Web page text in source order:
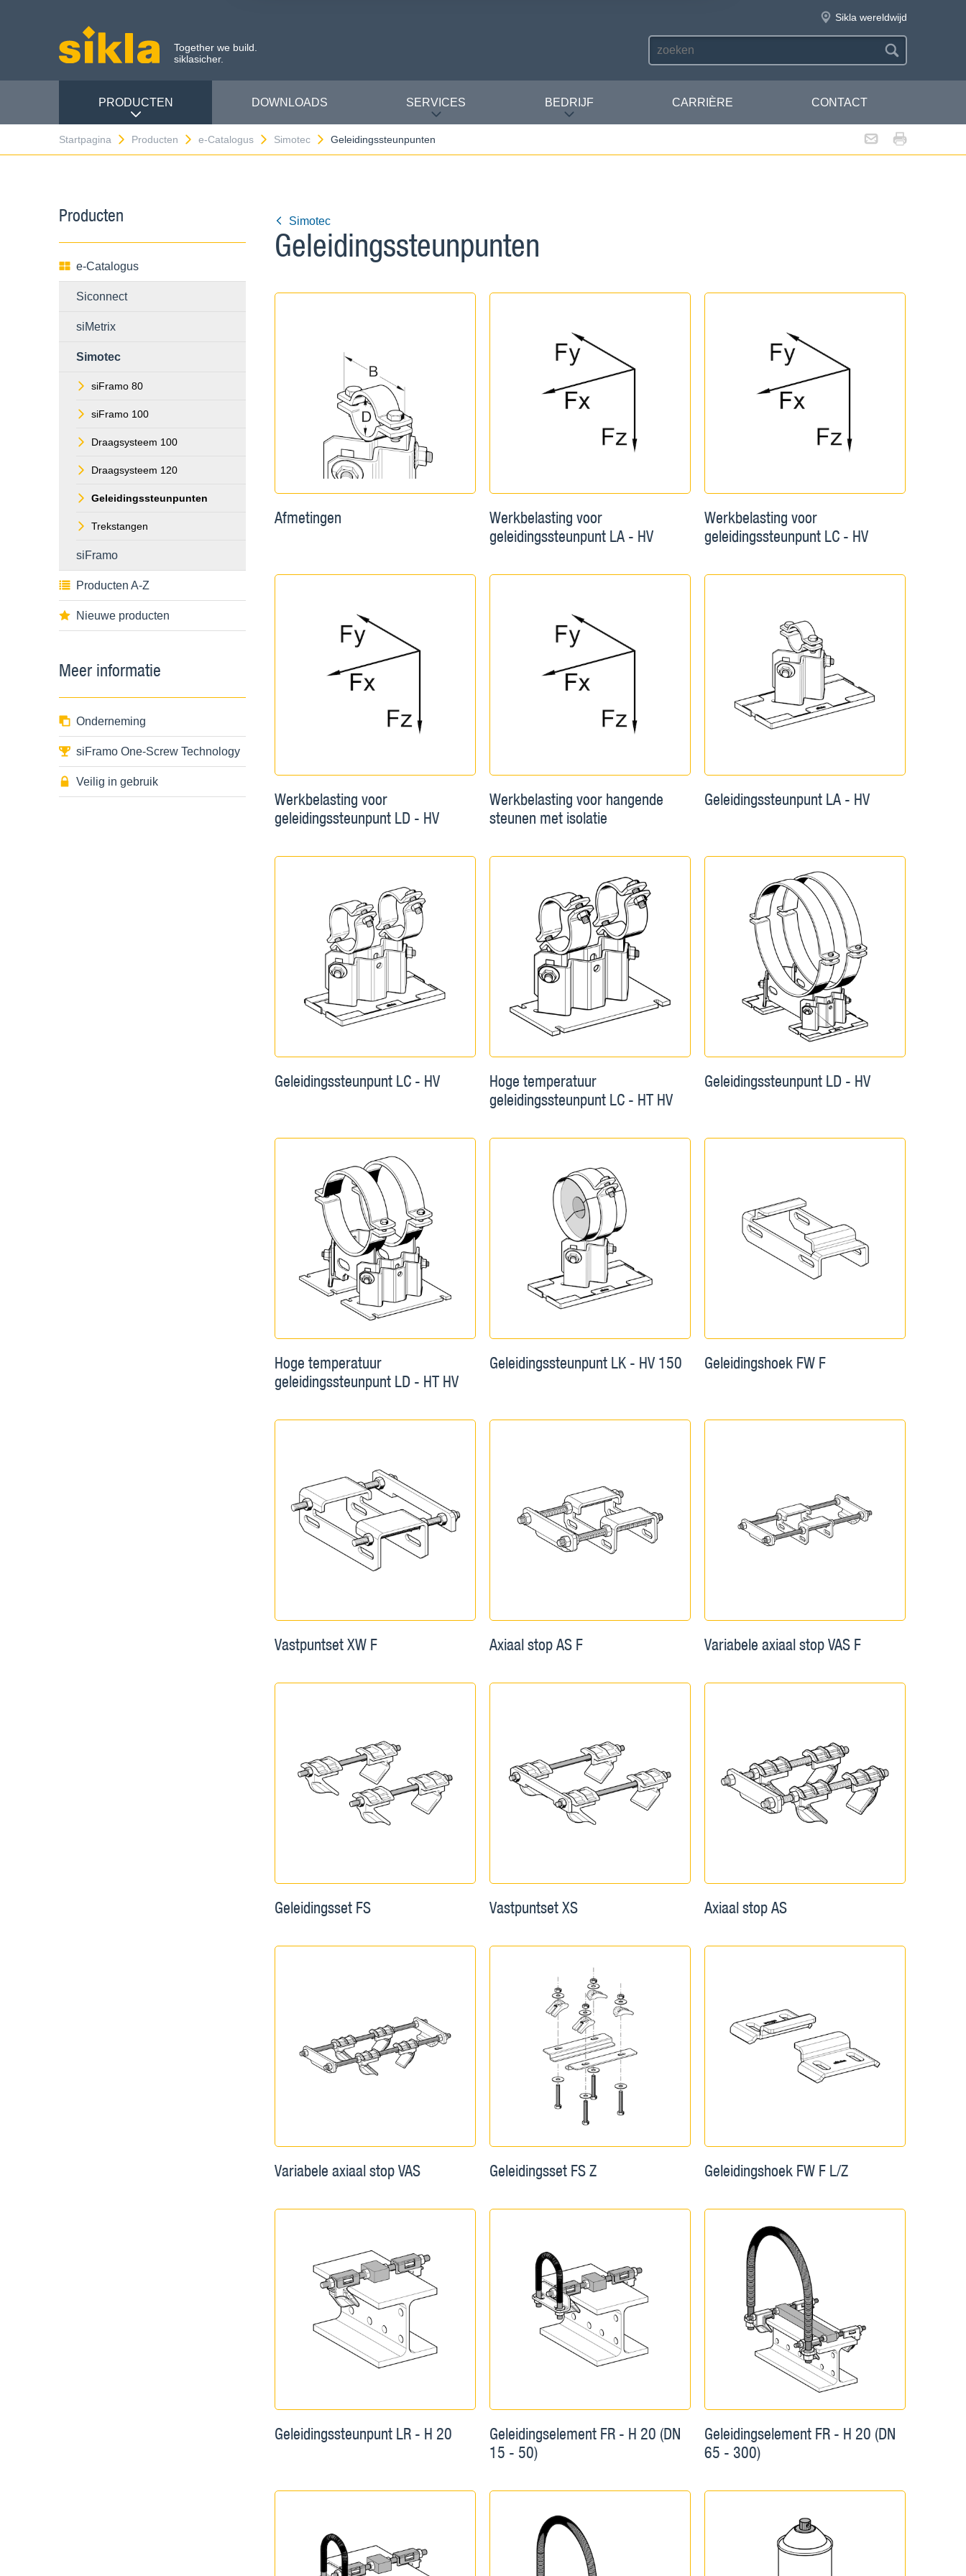
Together we build.
siklasicher.
Sikla wereldwijd
PRODUCTEN DOWNLOADS SERVICES BEDRIJF CARRIÈRE CONTACT
Startpagina Producten e-Catalogus Simotec Geleidingssteunpunten
Producten
e-Catalogus
Siconnect
siMetrix
Simotec
siFramo 80
siFramo 100
Draagsysteem 100
Draagsysteem 120
Geleidingssteunpunten
Trekstangen
siFramo
Producten A-Z
Nieuwe producten
Meer informatie
Onderneming
siFramo One-Screw Technology
Veilig in gebruik
Simotec
Geleidingssteunpunten
Afmetingen
Werkbelasting voor
geleidingssteunpunt LA - HV
Werkbelasting voor
geleidingssteunpunt LC - HV
Werkbelasting voor
geleidingssteunpunt LD - HV
Werkbelasting voor hangende
steunen met isolatie
Geleidingssteunpunt LA - HV
Geleidingssteunpunt LC - HV
Hoge temperatuur
geleidingssteunpunt LC - HT HV
Geleidingssteunpunt LD - HV
Hoge temperatuur
geleidingssteunpunt LD - HT HV
Geleidingssteunpunt LK - HV 150 Geleidingshoek FW F
Vastpuntset XW F Axiaal stop AS F Variabele axiaal stop VAS F
Geleidingsset FS Vastpuntset XS Axiaal stop AS
Variabele axiaal stop VAS Geleidingsset FS Z Geleidingshoek FW F L/Z
Geleidingssteunpunt LR - H 20
Geleidingselement FR - H 20 (DN
15 - 50)
Geleidingselement FR - H 20 (DN
65 - 300)